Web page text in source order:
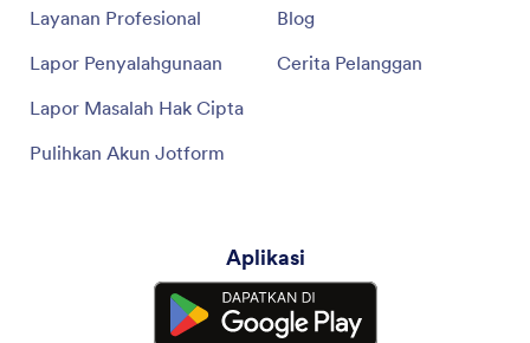
Layanan Profesional
Lapor Penyalahgunaan
Lapor Masalah Hak Cipta
Pulihkan Akun Jotform
Blog
Cerita Pelanggan
Aplikasi